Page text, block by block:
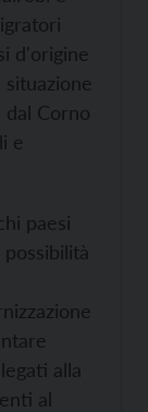
d'origine
Corno
e
paesi
alla
al